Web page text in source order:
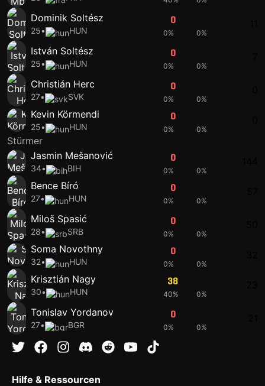
Dominik Soltész
25• HUN
0
0% 0%
István Soltész
25• HUN
0
0% 0%
Christián Herc
27• SVK
0
0% 0%
Kevin Körmendi
25• HUN
0
0% 0%
Stürmer
Jasmin Mešanović
34• BIH
0
0% 0%
Bence Bíró
27• HUN
0
0% 0%
Miloš Spasić
28• SRB
0
0% 0%
Soma Novothny
32• HUN
0
0% 0%
Krisztián Nagy
30• HUN
38
40% 0%
Tonislav Yordanov
27• BGR
0
0% 0%
Hilfe & Ressourcen